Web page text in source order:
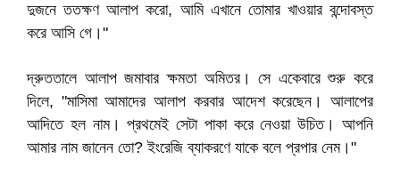
দুজনে ততক্ষণ আলাপ করো, আমি এখানে তোমার খাওয়ার বন্দোবস্ত
করে আসি গে।"
দ্রুততালে আলাপ জমাবার ক্ষমতা অমিতর। সে একেবারে শুরু করে
দিলে, "মাসিমা আমাদের আলাপ করবার আদেশ করেছেন। আলাপের
আদিতে হল নাম। প্রথমেই সেটা পাকা করে নেওয়া উচিত। আপনি
আমার নাম জানেন তো? ইংরেজি ব্যাকরণে যাকে বলে প্রপার নেম।"